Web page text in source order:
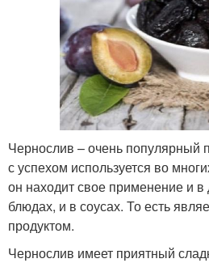
Чернослив – очень популярный
с успехом используется во
он находит свое применение и
блюдах, и в соусах. То есть
продуктом.
Чернослив имеет приятный